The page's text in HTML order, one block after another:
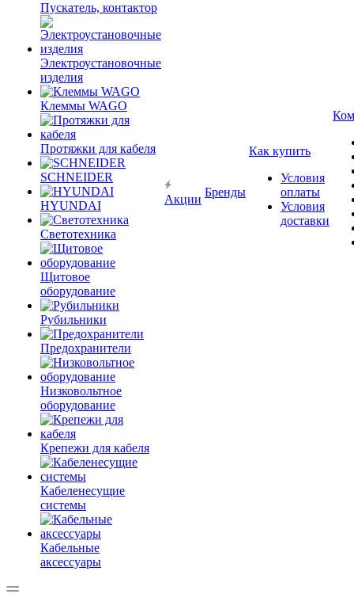
Пускатель, контактор
Электроустановочные
изделия
Клеммы WAGO
Протяжки для кабеля
SCHNEIDER
HYUNDAI
Светотехника
Щитовое
оборудование
Рубильники
Предохранители
Низковольтное
оборудование
Крепежи для кабеля
Кабеленесущие
системы
Кабельные
аксессуары
Акции
Бренды
Как купить
Условия
оплаты
Условия
доставки